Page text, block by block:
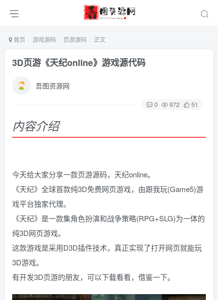
首页 游戏源码 页游源码 正文
3D页游《天纪online》游戏源代码
吾图资源网
0 972 51
内容介绍
今天给大家分享一款页游源码，天纪online。
《天纪》全球首款纯3D免费网页游戏，由跟我玩(Game5)游
戏平台独家代理。
《天纪》是一款集角色扮演和战争策略(RPG+SLG)为一体的
纯3D网页游戏。
这款游戏是采用D3D插件技术，真正实现了打开网页就能玩
3D游戏。
有开发3D页游的朋友，可以下载看看，借鉴一下。